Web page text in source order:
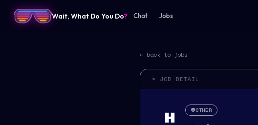
Wait, What Do You Do? Chat Jobs
← back to jobs
> JOB DETAIL
H 👽OTHER